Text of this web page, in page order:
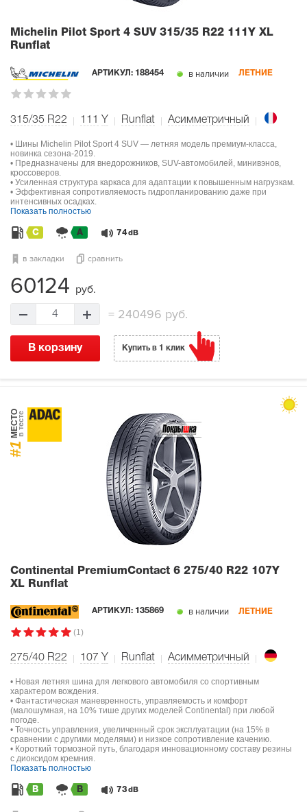
Michelin Pilot Sport 4 SUV 315/35 R22 111Y XL
Runflat
АРТИКУЛ: 188454 в наличии ЛЕТНИЕ
315/35 R22 111 Y Runflat Асимметричный
• Шины Michelin Pilot Sport 4 SUV — летняя модель премиум-класса,
новинка сезона-2019.
• Предназначены для внедорожников, SUV-автомобилей, минивэнов,
кроссоверов.
• Усиленная структура каркаса для адаптации к повышенным нагрузкам.
• Эффективная сопротивляемость гидропланированию даже при
интенсивных осадках.
Показать полностью
C A 74dB
в закладки сравнить
60124 руб.
4 =240496 руб.
В корзину Купить в 1 клик
#1
МЕСТОв тесте
Continental PremiumContact 6 275/40 R22 107Y
XL Runflat
АРТИКУЛ: 135869 в наличии ЛЕТНИЕ
(1)
275/40 R22 107 Y Runflat Асимметричный
• Новая летняя шина для легкового автомобиля со спортивным
характером вождения.
• Фантастическая маневренность, управляемость и комфорт
(малошумная, на 10% тише других моделей Continental) при любой
погоде.
• Точность управления, увеличенный срок эксплуатации (на 15% в
сравнении с другими моделями) и низкое сопротивление качению.
• Короткий тормозной путь, благодаря инновационному составу резины
с диоксидом кремния.
Показать полностью
B B 73 dB